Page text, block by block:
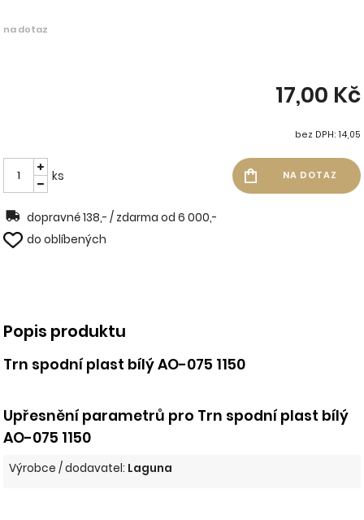
na dotaz
17,00 Kč
bez DPH: 14,05
ks
dopravné 138,- / zdarma od 6 000,-
do oblíbených
Popis produktu
Trn spodní plast bílý AO-075 1150
Upřesnění parametrů pro Trn spodní plast bílý
AO-075 1150
Výrobce / dodavatel: Laguna